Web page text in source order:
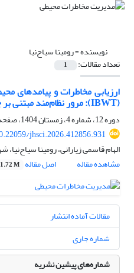
نویسنده =رومینا سیاح‌نیا
تعداد مقالات: 1
ارزیابی مخاطرات و پیامدهای
(IBWT): مرور نظام‌مند مبتنی بر چارچوب PRISMA
دوره 12، شماره 4، زمستان 1404، صفحه
jhsci.2026.412856.931
الهام قاسمی زیارانی، رومینا
مشاهده مقاله
اصل مقاله 1.72 M
مقالات آماده انتشار
شماره جاری
شماره‌های پیشین نشریه